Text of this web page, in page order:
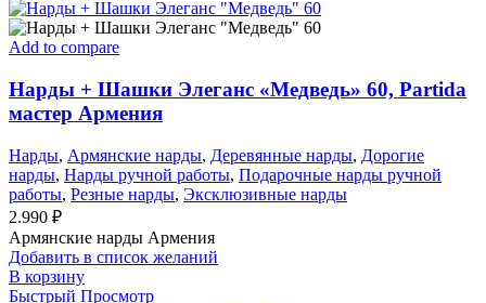
Add to compare
Нарды + Шашки Элеганс «Медведь» 60, Partida
мастер Армения
Нарды, Армянские нарды, Деревянные нарды, Дорогие
нарды, Нарды ручной работы, Подарочные нарды ручной
работы, Резные нарды, Эксклюзивные нарды
2.990 ₽
Армянские нарды Армения
Добавить в список желаний
В корзину
Быстрый Просмотр